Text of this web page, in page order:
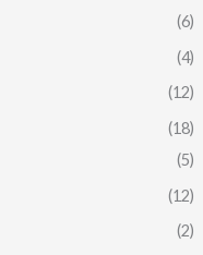
(6)
(4)
(12)
(18)
(5)
(12)
(2)